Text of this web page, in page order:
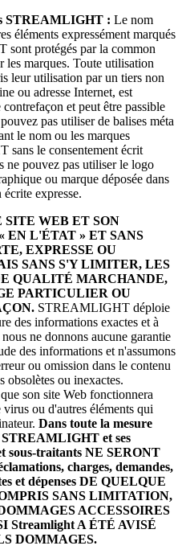
STREAMLIGHT : Le nom
éléments expressément marqués
protégés par la common
les marques. Toute utilisation
leur utilisation par un tiers non
ou adresse Internet, est
et peut être passible
pas utiliser de balises méta
le nom ou les marques
le consentement écrit
pouvez pas utiliser le logo
ou marque déposée dans
expresse.
SITE WEB ET SON
EN L'ÉTAT » ET SANS
EXPRESSE OU
SANS S'Y LIMITER, LES
QUALITÉ MARCHANDE,
PARTICULIER OU
STREAMLIGHT déploie
des informations exactes et à
ne donnons aucune garantie
des informations et n'assumons
ou omission dans le contenu
obsolètes ou inexactes.
son site Web fonctionnera
ou d'autres éléments qui
Dans toute la mesure
STREAMLIGHT et ses
sous-traitants NE SERONT
charges, demandes,
et dépenses DE QUELQUE
SANS LIMITATION,
ACCESSOIRES
Streamlight A ÉTÉ AVISÉ
DOMMAGES.